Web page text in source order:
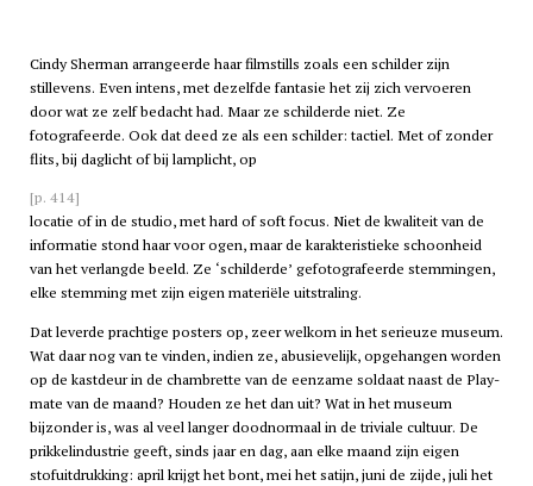
Cindy Sherman arrangeerde haar filmstills zoals een schilder zijn
stillevens. Even intens, met dezelfde fantasie het zij zich vervoeren
door wat ze zelf bedacht had. Maar ze schilderde niet. Ze
fotografeerde. Ook dat deed ze als een schilder: tactiel. Met of zonder
flits, bij daglicht of bij lamplicht, op
[p. 414]
locatie of in de studio, met hard of soft focus. Niet de kwaliteit van de
informatie stond haar voor ogen, maar de karakteristieke schoonheid
van het verlangde beeld. Ze ‘schilderde’ gefotografeerde stemmingen,
elke stemming met zijn eigen materiële uitstraling.
Dat leverde prachtige posters op, zeer welkom in het serieuze museum.
Wat daar nog van te vinden, indien ze, abusievelijk, opgehangen worden
op de kastdeur in de chambrette van de eenzame soldaat naast de Play-
mate van de maand? Houden ze het dan uit? Wat in het museum
bijzonder is, was al veel langer doodnormaal in de triviale cultuur. De
prikkelindustrie geeft, sinds jaar en dag, aan elke maand zijn eigen
stofuitdrukking: april krijgt het bont, mei het satijn, juni de zijde, juli het